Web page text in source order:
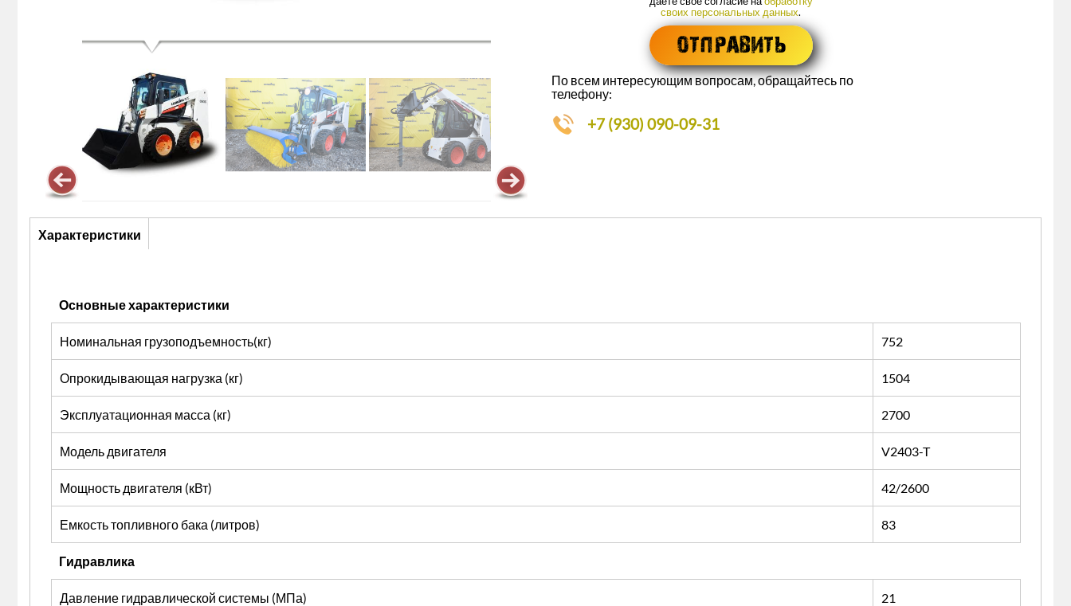
своих персональных данных.
По всем интересующим вопросам, обращайтесь по
телефону:
+7 (930) 090-09-31
Описание
Характеристики
Основные характеристики
Номинальная грузоподъемность(кг) 752
Опрокидывающая нагрузка (кг) 1504
Эксплуатационная масса (кг) 2700
Модель двигателя V2403-T
Мощность двигателя (кВт) 42/2600
Емкость топливного бака (литров) 83
Гидравлика
Давление гидравлической системы (МПа) 21